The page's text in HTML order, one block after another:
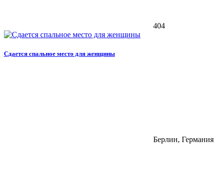
404
Сдается спальное место для женщины
Берлин, Германия